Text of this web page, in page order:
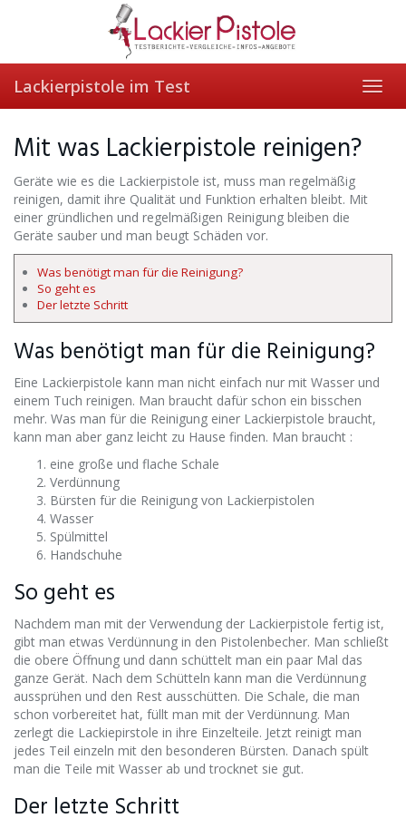
content
Lackierpistole im Test
Mit was Lackierpistole reinigen?
Geräte wie es die Lackierpistole ist, muss man regelmäßig
reinigen, damit ihre Qualität und Funktion erhalten bleibt. Mit
einer gründlichen und regelmäßigen Reinigung bleiben die
Geräte sauber und man beugt Schäden vor.
Was benötigt man für die Reinigung?
So geht es
Der letzte Schritt
Was benötigt man für die Reinigung?
Eine Lackierpistole kann man nicht einfach nur mit Wasser und
einem Tuch reinigen. Man braucht dafür schon ein bisschen
mehr. Was man für die Reinigung einer Lackierpistole braucht,
kann man aber ganz leicht zu Hause finden. Man braucht :
eine große und flache Schale
Verdünnung
Bürsten für die Reinigung von Lackierpistolen
Wasser
Spülmittel
Handschuhe
So geht es
Nachdem man mit der Verwendung der Lackierpistole fertig ist,
gibt man etwas Verdünnung in den Pistolenbecher. Man schließt
die obere Öffnung und dann schüttelt man ein paar Mal das
ganze Gerät. Nach dem Schütteln kann man die Verdünnung
aussprühen und den Rest ausschütten. Die Schale, die man
schon vorbereitet hat, füllt man mit der Verdünnung. Man
zerlegt die Lackiepirstole in ihre Einzelteile. Jetzt reinigt man
jedes Teil einzeln mit den besonderen Bürsten. Danach spült
man die Teile mit Wasser ab und trocknet sie gut.
Der letzte Schritt